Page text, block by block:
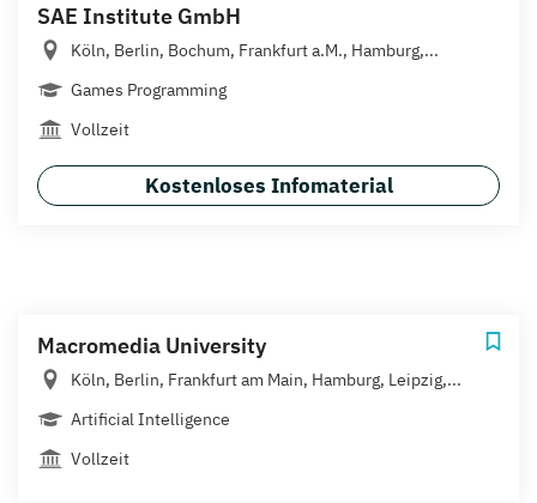
SAE Institute GmbH
Köln, Berlin, Bochum, Frankfurt a.M., Hamburg,...
Games Programming
Vollzeit
Kostenloses Infomaterial
Macromedia University
Köln, Berlin, Frankfurt am Main, Hamburg, Leipzig,...
Artificial Intelligence
Vollzeit